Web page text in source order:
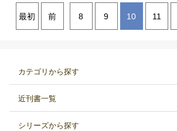
最初 前 8 9 10 11
カテゴリから探す
近刊書一覧
シリーズから探す